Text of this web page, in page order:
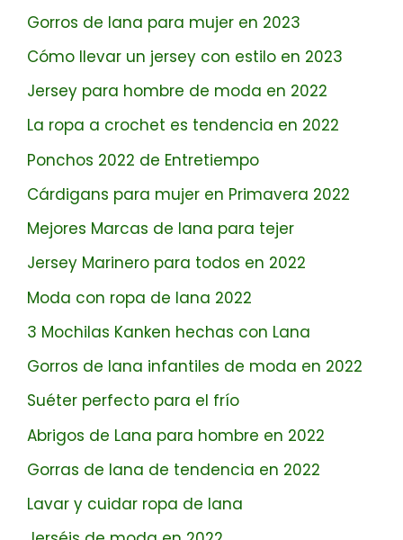
Gorros de lana para mujer en 2023
Cómo llevar un jersey con estilo en 2023
Jersey para hombre de moda en 2022
La ropa a crochet es tendencia en 2022
Ponchos 2022 de Entretiempo
Cárdigans para mujer en Primavera 2022
Mejores Marcas de lana para tejer
Jersey Marinero para todos en 2022
Moda con ropa de lana 2022
3 Mochilas Kanken hechas con Lana
Gorros de lana infantiles de moda en 2022
Suéter perfecto para el frío
Abrigos de Lana para hombre en 2022
Gorras de lana de tendencia en 2022
Lavar y cuidar ropa de lana